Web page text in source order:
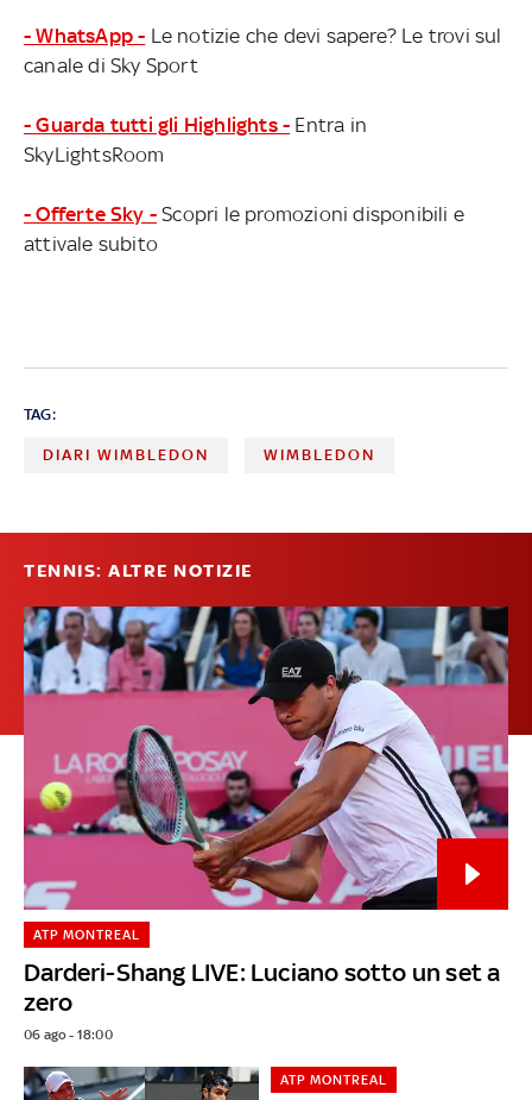
- WhatsApp - Le notizie che devi sapere? Le trovi sul
canale di Sky Sport
- Guarda tutti gli Highlights - Entra in
SkyLightsRoom
- Offerte Sky - Scopri le promozioni disponibili e
attivale subito
TAG:
DIARI WIMBLEDON WIMBLEDON
TENNIS: ALTRE NOTIZIE
Darderi-Shang LIVE: Luciano sotto un set a
zero
ATP MONTREAL
06 ago - 18:00
ATP MONTREAL